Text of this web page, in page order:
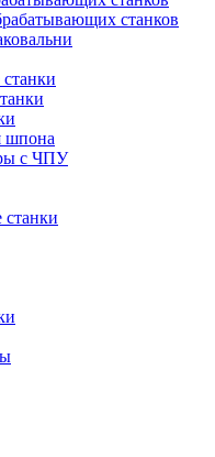
станков
шпона
с ЧПУ
станки